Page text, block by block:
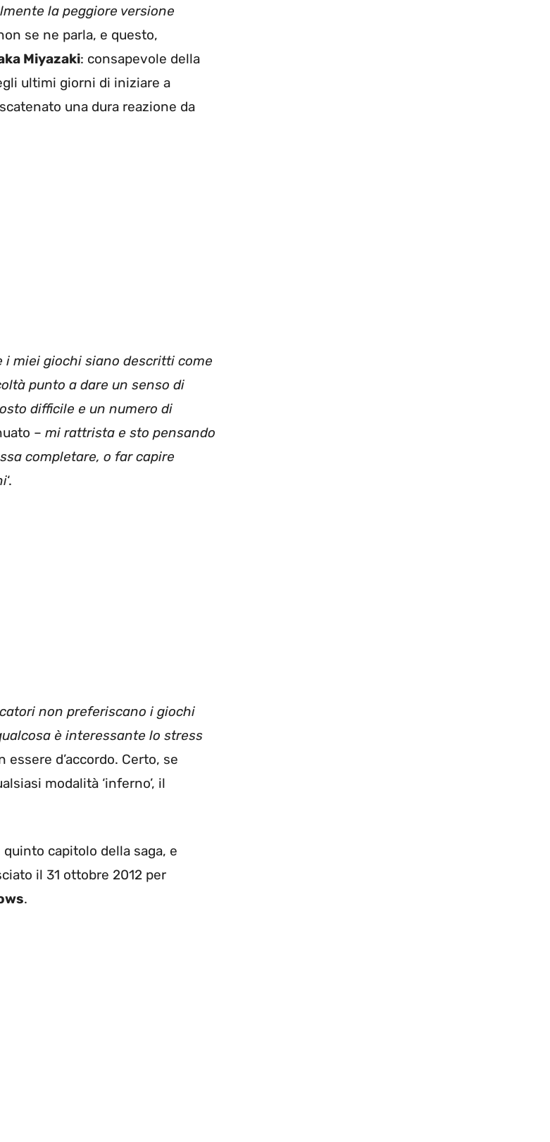
la peggiore versione
se ne parla, e questo,
Miyazaki: consapevole della
ultimi giorni di iniziare a
una dura reazione da
i miei giochi siano descritti come
punto a dare un senso di
difficile e un numero di
– mi rattrista e sto pensando
completare, o far capire
‘.
non preferiscano i giochi
è interessante lo stress
essere d’accordo. Certo, se
modalità ‘inferno’, il
capitolo della saga, e
il 31 ottobre 2012 per
.